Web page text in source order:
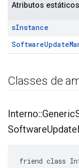
Atributos
sInstance
Classes de
Interno::Generic
SoftwareUpdate
friend class